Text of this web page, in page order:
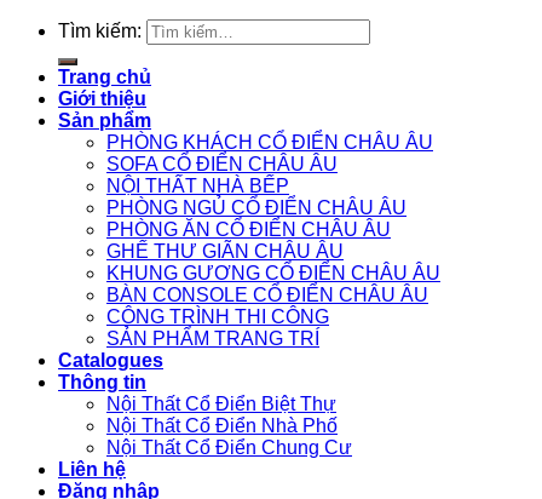
Tìm kiếm:
Trang chủ
Giới thiệu
Sản phẩm
PHÒNG KHÁCH CỔ ĐIỂN CHÂU ÂU
SOFA CỔ ĐIỂN CHÂU ÂU
NỘI THẤT NHÀ BẾP
PHÒNG NGỦ CỔ ĐIỂN CHÂU ÂU
PHÒNG ĂN CỔ ĐIỂN CHÂU ÂU
GHẾ THƯ GIÃN CHÂU ÂU
KHUNG GƯƠNG CỔ ĐIỂN CHÂU ÂU
BÀN CONSOLE CỔ ĐIỂN CHÂU ÂU
CÔNG TRÌNH THI CÔNG
SẢN PHẨM TRANG TRÍ
Catalogues
Thông tin
Nội Thất Cổ Điển Biệt Thự
Nội Thất Cổ Điển Nhà Phố
Nội Thất Cổ Điển Chung Cư
Liên hệ
Đăng nhập